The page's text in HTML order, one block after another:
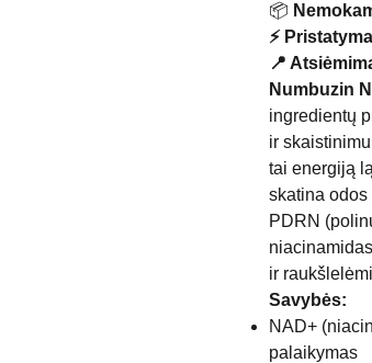
📦
⚡
📍
Numbuzin
ingredientų
ir
tai energiją
skatina
PDRN
ir
Savybės:
NAD+
palaikymas